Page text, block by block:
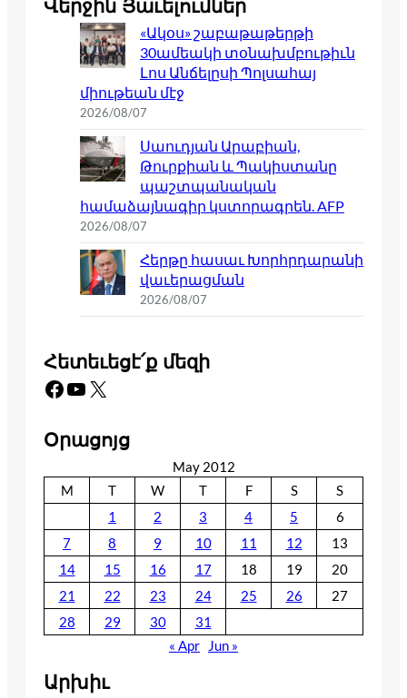
Վերջին Յաւելումներ
«Ակօս» շաբաթաթերթի
30ամեակի տօնախմբութիւն
Լոս Անճելըսի Պոլսահայ
միութեան մէջ
2026/08/07
Սաուդյան Արաբիան,
Թուրքիան և Պակիստանը
պաշտպանական
համաձայնագիր կստորագրեն. AFP
2026/08/07
Հերթը հասաւ Խորհրդարանի
վաւերացման
2026/08/07
Հետեւեցէ՛ք մեզի
Facebook YouTube X
Օրացոյց
May 2012
M
T W T F S
S
1
2 3 4 5
6
7
8 9 10 11 12
13
14
15 16 17 18 19
20
21
22 23 24 25 26
27
28
29 30
31
« Apr
Jun »
Արխիւ